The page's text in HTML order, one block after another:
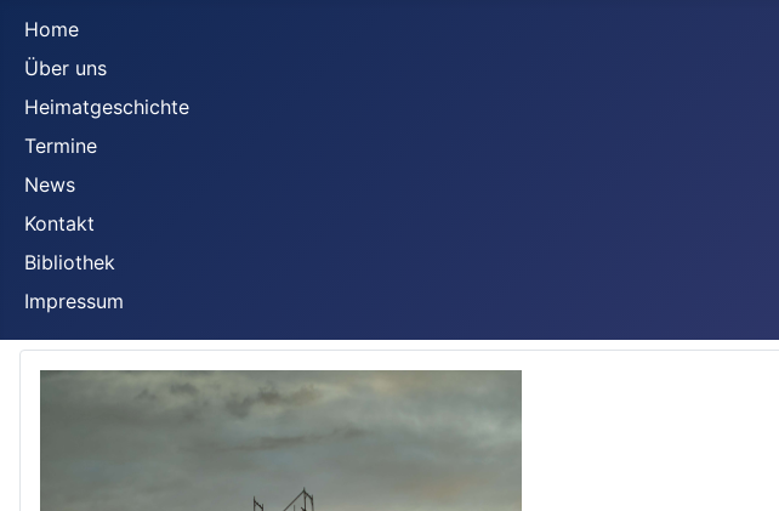
Home
Über uns
Heimatgeschichte
Termine
News
Kontakt
Bibliothek
Impressum